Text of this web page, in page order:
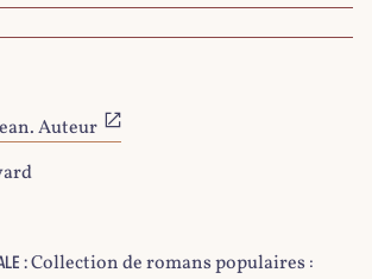
Auteur
:Collection de romans populaires :